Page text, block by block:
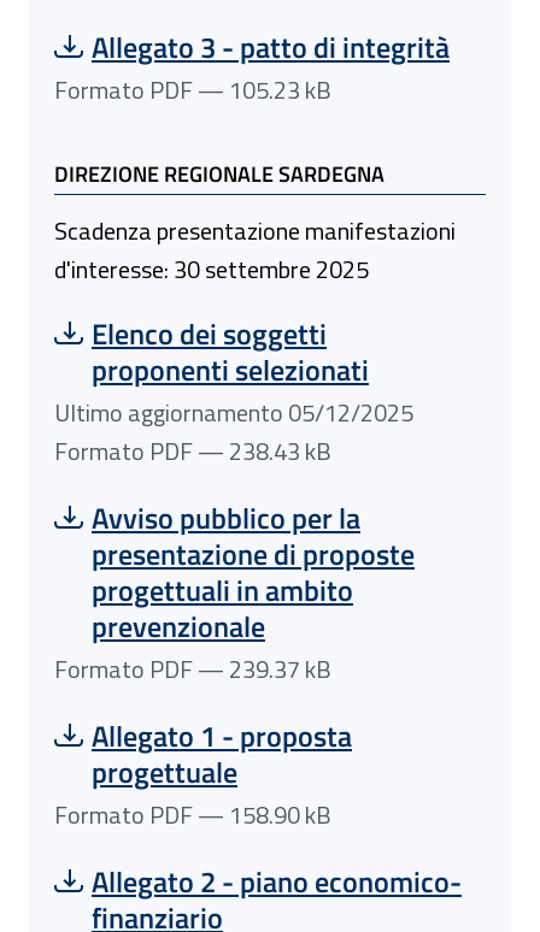
Scarica file:
Allegato 3 - patto di integrità
Formato PDF — Dimensione 105.23 kB
Formato PDF — 105.23 kB
DIREZIONE REGIONALE SARDEGNA
Scadenza presentazione manifestazioni
d'interesse: 30 settembre 2025
Scarica file:
Elenco dei soggetti
proponenti selezionati
Formato PDF — Dimensione 238.43 kB
Ultimo aggiornamento 05/12/2025
Formato PDF — 238.43 kB
Scarica file:
Avviso pubblico per la
presentazione di proposte
progettuali in ambito
prevenzionale
Formato PDF — Dimensione 239.37 kB
Formato PDF — 239.37 kB
Scarica file:
Allegato 1 - proposta
progettuale
Formato PDF — Dimensione 158.90 kB
Formato PDF — 158.90 kB
Scarica file:
Allegato 2 - piano economico-
finanziario
Formato XLSX — Dimensione 23.55 kB